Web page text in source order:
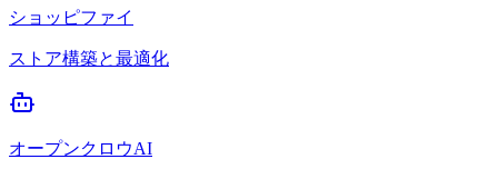
ショッピファイ
ストア構築と最適化
オープンクロウAI